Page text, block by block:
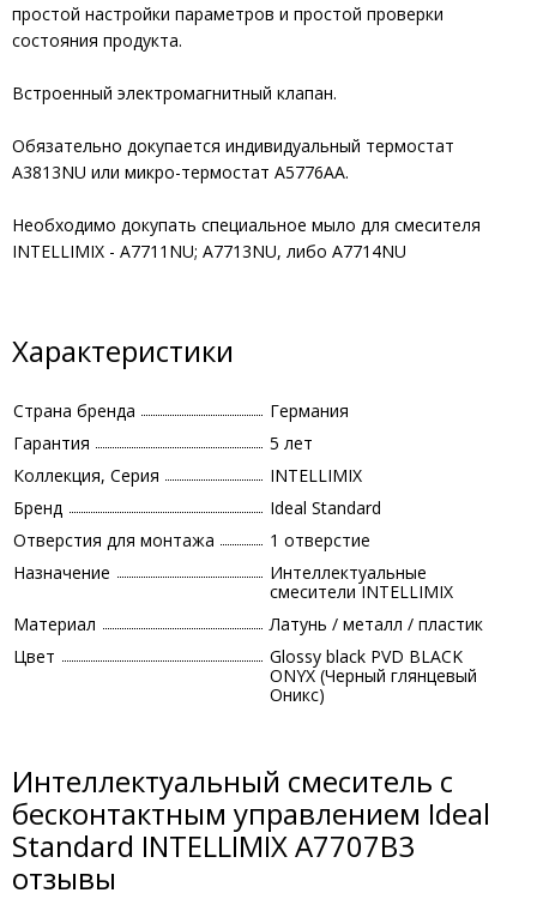
простой настройки параметров и простой проверки
состояния продукта.
Встроенный электромагнитный клапан.
Обязательно докупается индивидуальный термостат
A3813NU или микро-термостат A5776AA.
Необходимо докупать специальное мыло для смесителя
INTELLIMIX - A7711NU; A7713NU, либо A7714NU
Характеристики
Страна бренда
Германия
Гарантия
5 лет
Коллекция, Серия
INTELLIMIX
Бренд
Ideal Standard
Отверстия для монтажа
1 отверстие
Назначение
Интеллектуальные
смесители INTELLIMIX
Материал
Латунь / металл / пластик
Цвет
Glossy black PVD BLACK
ONYX (Черный глянцевый
Оникс)
Интеллектуальный смеситель с
бесконтактным управлением Ideal
Standard INTELLIMIX A7707B3
отзывы